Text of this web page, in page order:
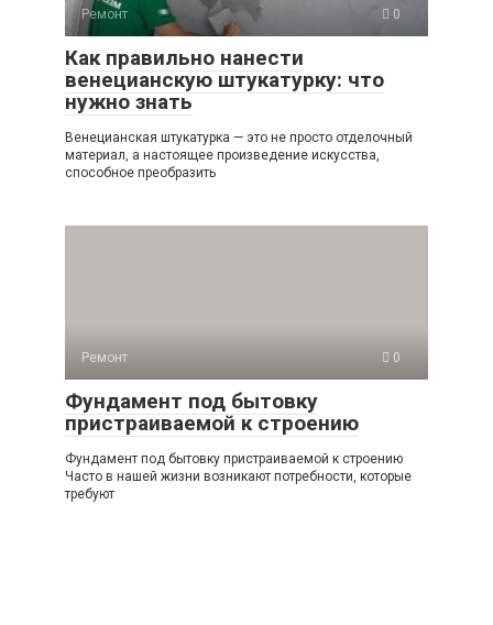
Ремонт 0
Как правильно нанести
венецианскую штукатурку: что
нужно знать
Венецианская штукатурка — это не просто отделочный
материал, а настоящее произведение искусства,
способное преобразить
Ремонт 0
Фундамент под бытовку
пристраиваемой к строению
Фундамент под бытовку пристраиваемой к строению
Часто в нашей жизни возникают потребности, которые
требуют